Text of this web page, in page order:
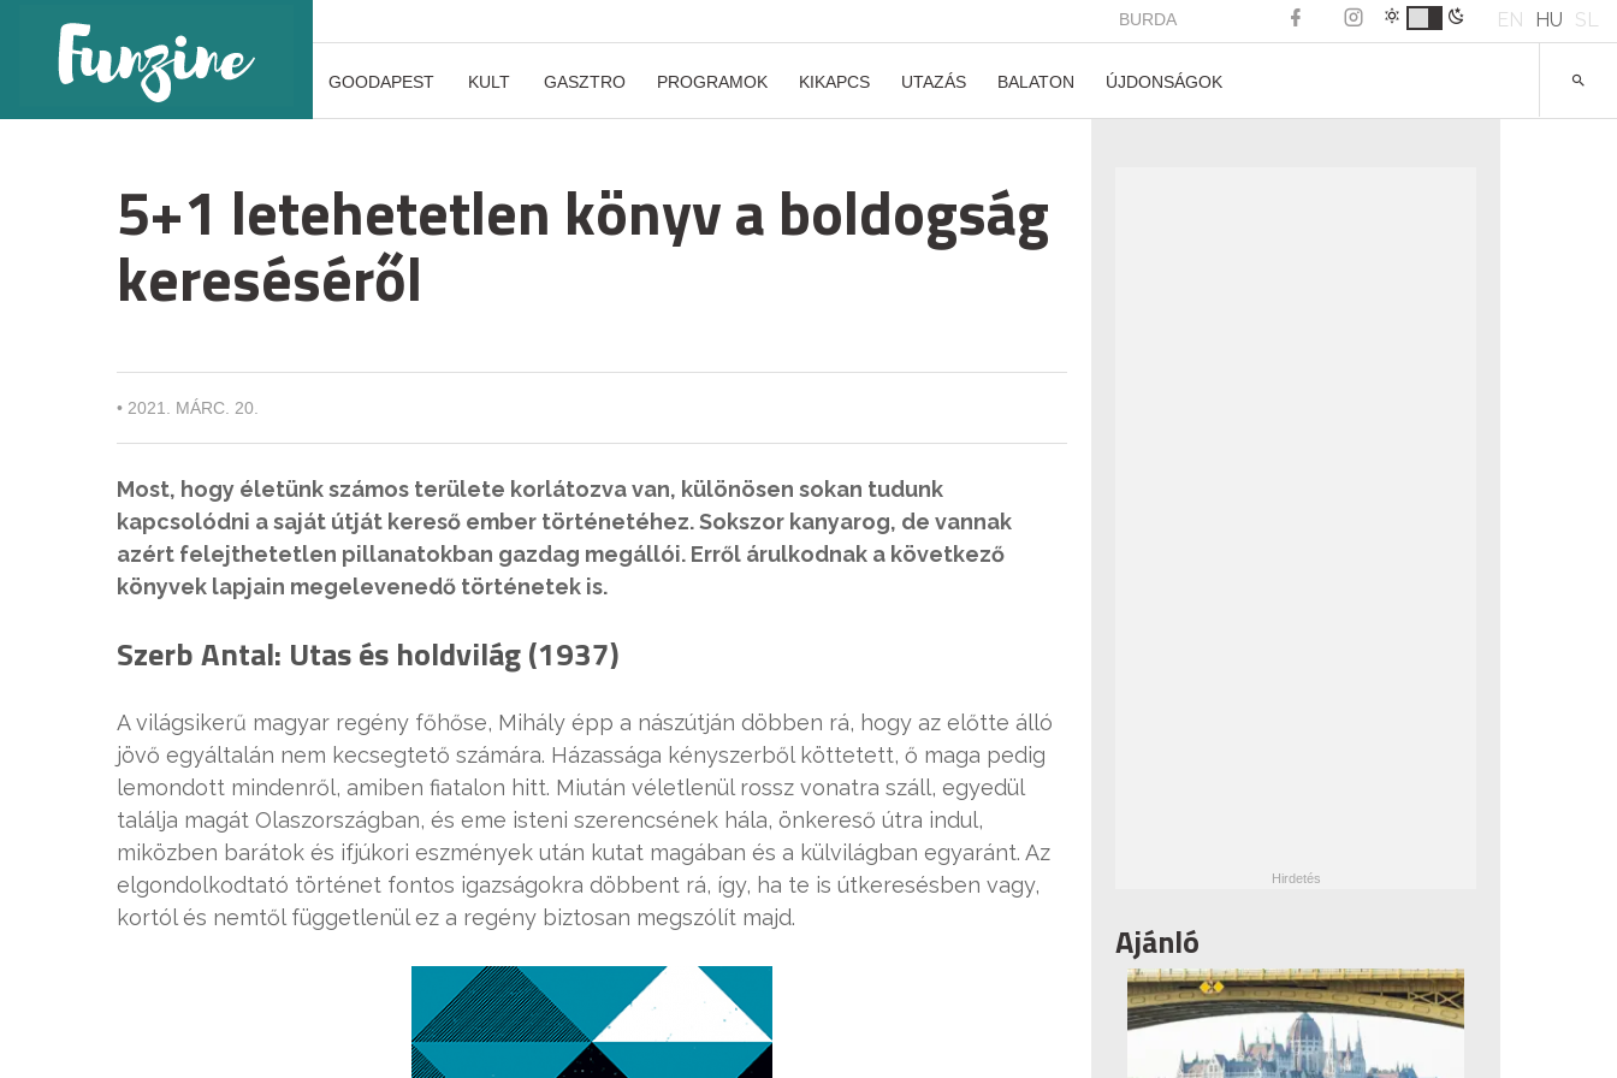
BURDA EN HU SL
GOODAPEST KULT GASZTRO PROGRAMOK KIKAPCS UTAZÁS BALATON ÚJDONSÁGOK
5+1 letehetetlen könyv a boldogság
kereséséről
• 2021. MÁRC. 20.
Most, hogy életünk számos területe korlátozva van, különösen sokan tudunk
kapcsolódni a saját útját kereső ember történetéhez. Sokszor kanyarog, de vannak
azért felejthetetlen pillanatokban gazdag megállói. Erről árulkodnak a következő
könyvek lapjain megelevenedő történetek is.
Szerb Antal: Utas és holdvilág (1937)
A világsikerű magyar regény főhőse, Mihály épp a nászútján döbben rá, hogy az előtte álló
jövő egyáltalán nem kecsegtető számára. Házassága kényszerből köttetett, ő maga pedig
lemondott mindenről, amiben fiatalon hitt. Miután véletlenül rossz vonatra száll, egyedül
találja magát Olaszországban, és eme isteni szerencsének hála, önkereső útra indul,
miközben barátok és ifjúkori eszmények után kutat magában és a külvilágban egyaránt. Az
elgondolkodtató történet fontos igazságokra döbbent rá, így, ha te is útkeresésben vagy,
kortól és nemtől függetlenül ez a regény biztosan megszólít majd.
Ajánló